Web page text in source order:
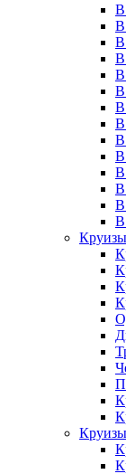
В
В
В
В
В
В
В
В
В
В
В
В
В